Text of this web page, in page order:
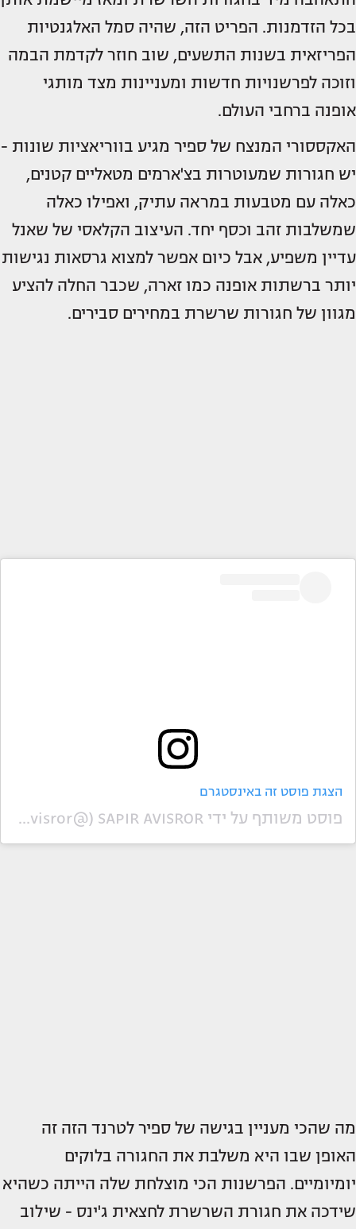
בכל הזדמנות. הפריט הזה, שהיה סמל האלגנטיות
הפריזאית בשנות התשעים, שוב חוזר לקדמת הבמה
וזוכה לפרשנויות חדשות ומעניינות מצד מותגי
אופנה ברחבי העולם.
האקססורי המנצח של ספיר מגיע בווריאציות שונות -
יש חגורות שמעוטרות בצ'ארמים מטאליים קטנים,
כאלה עם מטבעות במראה עתיק, ואפילו כאלה
שמשלבות זהב וכסף יחד. העיצוב הקלאסי של שאנל
עדיין משפיע, אבל כיום אפשר למצוא גרסאות נגישות
יותר ברשתות אופנה כמו זארה, שכבר החלה להציע
מגוון של חגורות שרשרת במחירים סבירים.
הצגת פוסט זה באינסטגרם
פוסט משותף על ידי ‏‎SAPIR AVISROR‎‏ (@‏‎sapir_avisror‎‏)
מה שהכי מעניין בגישה של ספיר לטרנד הזה זה
האופן שבו היא משלבת את החגורה בלוקים
יומיומיים. הפרשנות הכי מוצלחת שלה הייתה כשהיא
שידכה את חגורת השרשרת לחצאית ג'ינס - שילוב